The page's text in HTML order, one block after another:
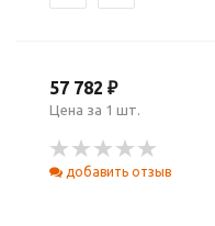
57 782 ₽
Цена за 1 шт.
добавить отзыв